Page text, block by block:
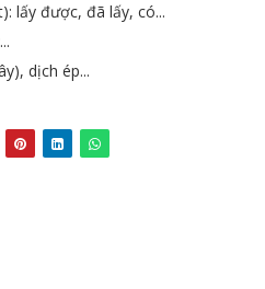
lấy được, đã lấy, có...
dịch ép...